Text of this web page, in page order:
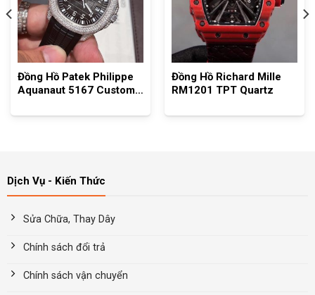
Đồng Hồ Patek Philippe
Aquanaut 5167 Custom
Đồng Hồ Richard Mille
RM1201 TPT Quartz
Dịch Vụ - Kiến Thức
Sửa Chữa, Thay Dây
Chính sách đổi trả
Chính sách vận chuyển